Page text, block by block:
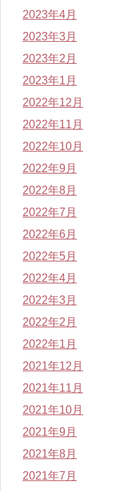
2023年4月
2023年3月
2023年2月
2023年1月
2022年12月
2022年11月
2022年10月
2022年9月
2022年8月
2022年7月
2022年6月
2022年5月
2022年4月
2022年3月
2022年2月
2022年1月
2021年12月
2021年11月
2021年10月
2021年9月
2021年8月
2021年7月